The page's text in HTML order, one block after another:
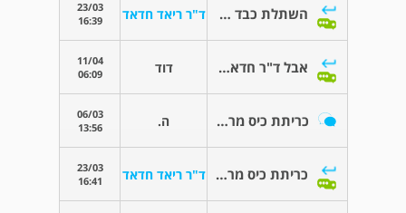
השתלת כבד בחולי סרטן המעי עם גרורות כבד ד"ר ריאד חדאד
23/03
16:39
אבל ד"ר חדאד, בכל הכבוד הראוי דוד
11/04
06:09
כריתת כיס מרה + השמנה ה.
06/03
13:56
כריתת כיס מרה + השמנה ד"ר ריאד חדאד
23/03
16:41